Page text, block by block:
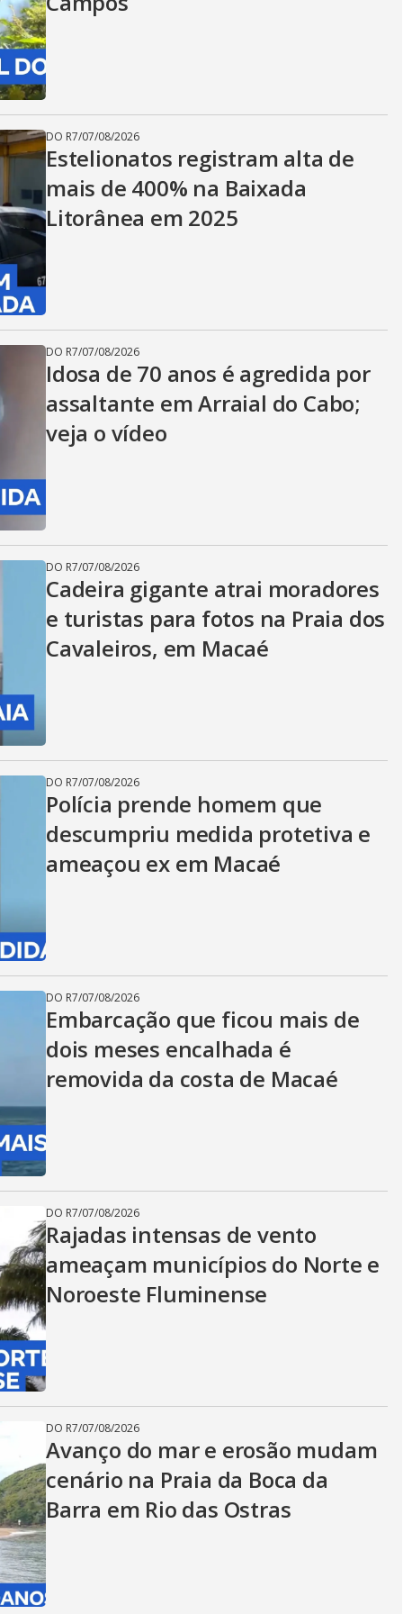
DO R7/07/08/2026
Estelionatos registram alta de
mais de 400% na Baixada
Litorânea em 2025
DO R7/07/08/2026
Idosa de 70 anos é agredida por
assaltante em Arraial do Cabo;
veja o vídeo
DO R7/07/08/2026
Cadeira gigante atrai moradores
e turistas para fotos na Praia dos
Cavaleiros, em Macaé
DO R7/07/08/2026
Polícia prende homem que
descumpriu medida protetiva e
ameaçou ex em Macaé
DO R7/07/08/2026
Embarcação que ficou mais de
dois meses encalhada é
removida da costa de Macaé
DO R7/07/08/2026
Rajadas intensas de vento
ameaçam municípios do Norte e
Noroeste Fluminense
DO R7/07/08/2026
Avanço do mar e erosão mudam
cenário na Praia da Boca da
Barra em Rio das Ostras